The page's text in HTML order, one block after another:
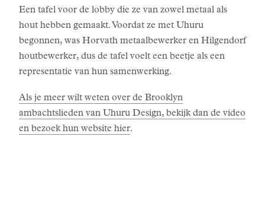
Een tafel voor de lobby die ze van zowel metaal als
hout hebben gemaakt. Voordat ze met Uhuru
begonnen, was Horvath metaalbewerker en Hilgendorf
houtbewerker, dus de tafel voelt een beetje als een
representatie van hun samenwerking.
Als je meer wilt weten over de Brooklyn
ambachtslieden van Uhuru Design, bekijk dan de video
en bezoek hun website hier.